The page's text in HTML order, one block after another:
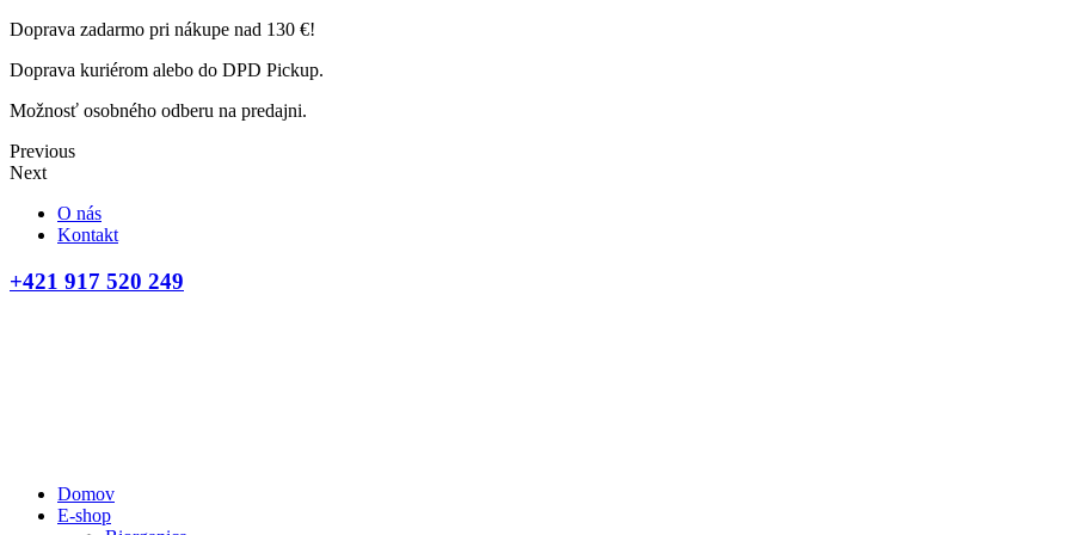
Doprava zadarmo pri nákupe nad 130 €!
Doprava kuriérom alebo do DPD Pickup.
Možnosť osobného odberu na predajni.
Previous
Next
O nás
Kontakt
+421 917 520 249
Domov
E-shop